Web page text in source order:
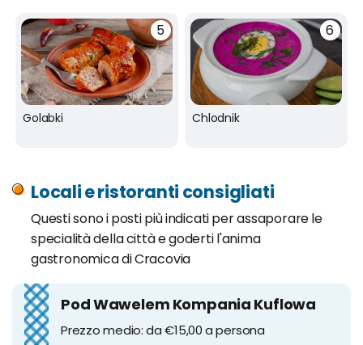
Golabki Chlodnik
Locali e ristoranti consigliati
Questi sono i posti più indicati per assaporare le
specialità della città e goderti l'anima
gastronomica di Cracovia
Pod Wawelem Kompania Kuflowa
Prezzo medio: da €15,00 a persona